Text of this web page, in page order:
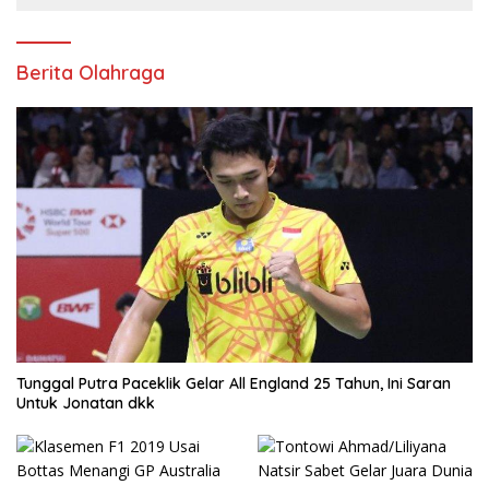
Berita Olahraga
Tunggal Putra Paceklik Gelar All England 25 Tahun, Ini Saran
Untuk Jonatan dkk